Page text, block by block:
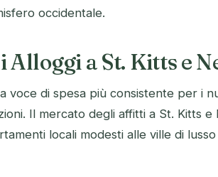
occidentale.
a St. Kitts e
voce di spesa più consistente per i
Il mercato degli affitti a St. Kitts e
locali modesti alle ville di